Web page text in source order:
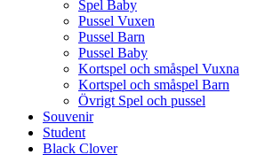
Spel Baby
Pussel Vuxen
Pussel Barn
Pussel Baby
Kortspel och småspel Vuxna
Kortspel och småspel Barn
Övrigt Spel och pussel
Souvenir
Student
Black Clover